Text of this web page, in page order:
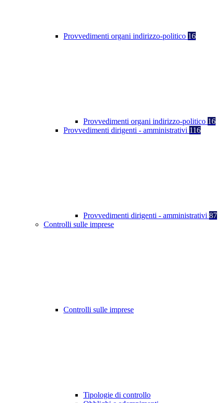
Provvedimenti organi indirizzo-politico 16
Provvedimenti organi indirizzo-politico 16
Provvedimenti dirigenti - amministrativi 116
Provvedimenti dirigenti - amministrativi 87
Controlli sulle imprese
Controlli sulle imprese
Tipologie di controllo